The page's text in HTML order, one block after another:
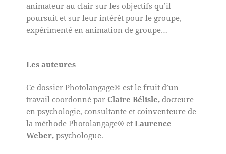
animateur au clair sur les objectifs qu’il
poursuit et sur leur intérêt pour le groupe,
expérimenté en animation de groupe…
Les auteures
Ce dossier Photolangage® est le fruit d’un
travail coordonné par Claire Bélisle, docteure
en psychologie, consultante et coinventeure de
la méthode Photolangage® etLaurence
Weber, psychologue.